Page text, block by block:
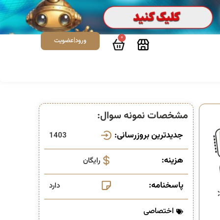
0 ورود|عضویت
مشخصات نمونه سوال:
جدیدترین بروزرسانی: 1403
هزینه: رایگان
پاسخنامه: دارد
اختصاصی